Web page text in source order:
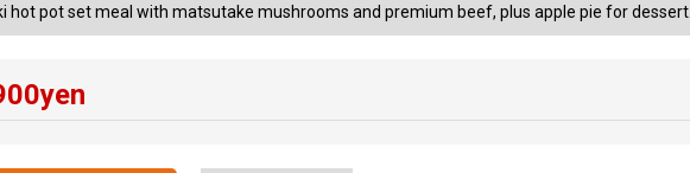
hot pot set meal with matsutake mushrooms and premium beef, plus apple pie for dessert.
yen